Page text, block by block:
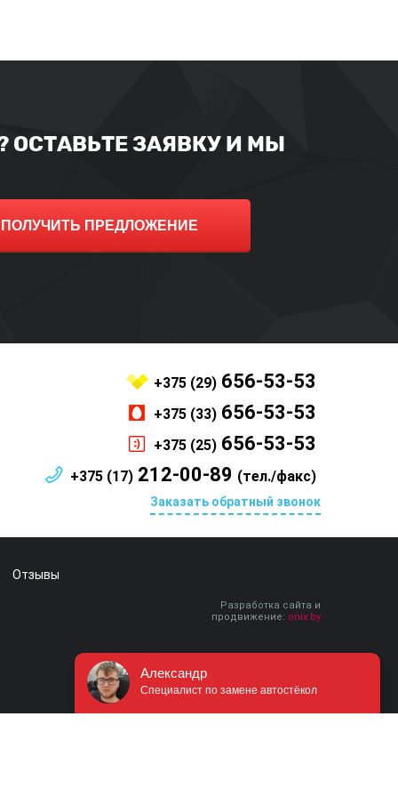
ЗАЯВКУ И МЫ
ПОЛУЧИТЬ ПРЕДЛОЖЕНИЕ
+375 (29)656-53-53
+375 (33)656-53-53
+375 (25)656-53-53
+375 (17)212-00-89 (тел./факс)
Заказать обратный звонок
Отзывы
Разработка сайта и
продвижение: onix.by
Александр
Специалист по замене автостёкол